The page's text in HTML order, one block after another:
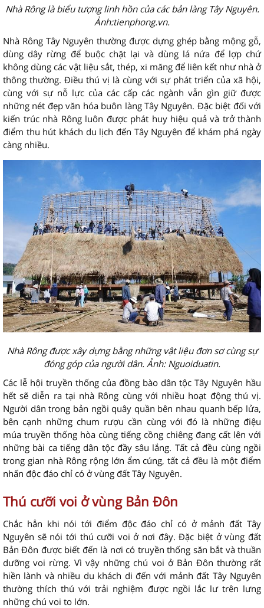
Nhà Rông là biểu tượng linh hồn của các bản làng Tây Nguyên.
Ảnh:tienphong.vn.
Nhà Rông Tây Nguyên thường được dựng ghép bằng mộng gỗ,
dùng dây rừng để buộc chặt lại và dùng lá nứa để lợp chứ
không dùng các vật liệu sắt, thép, xi măng để liên kết như nhà ở
thông thường. Điều thú vị là cùng với sự phát triển của xã hội,
cùng với sự nỗ lực của các cấp các ngành vẫn gìn giữ được
những nét đẹp văn hóa buôn làng Tây Nguyên. Đặc biệt đối với
kiến trúc nhà Rông luôn được phát huy hiệu quả và trở thành
điểm thu hút khách du lịch đến Tây Nguyên để khám phá ngày
càng nhiều.
Nhà Rông được xây dựng bằng những vật liệu đơn sơ cùng sự
đóng góp của người dân. Ảnh: Nguoiduatin.
Các lễ hội truyền thống của đồng bào dân tộc Tây Nguyên hầu
hết sẽ diễn ra tại nhà Rông cùng với nhiều hoạt động thú vị.
Người dân trong bản ngồi quây quần bên nhau quanh bếp lửa,
bên cạnh những chum rượu cần cùng với đó là những điệu
múa truyền thống hòa cùng tiếng cồng chiêng đang cất lên với
những bài ca tiếng dân tộc đầy sâu lắng. Tất cả đều cùng ngồi
trong gian nhà Rông rộng lớn ẩm cúng, tất cả đều là một điểm
nhấn độc đáo chỉ có ở vùng đất Tây Nguyên.
Thú cưỡi voi ở vùng Bản Đôn
Chắc hẳn khi nói tới điểm độc đáo chỉ có ở mảnh đất Tây
Nguyên sẽ nói tới thú cưỡi voi ở nơi đây. Đặc biệt ở vùng đất
Bản Đôn được biết đến là nơi có truyền thống săn bắt và thuần
dưỡng voi rừng. Vì vậy những chú voi ở Bản Đôn thường rất
hiền lành và nhiều du khách di đến với mảnh đất Tây Nguyên
thường thích thú với trải nghiệm được ngồi lắc lư trên lưng
những chú voi to lớn.